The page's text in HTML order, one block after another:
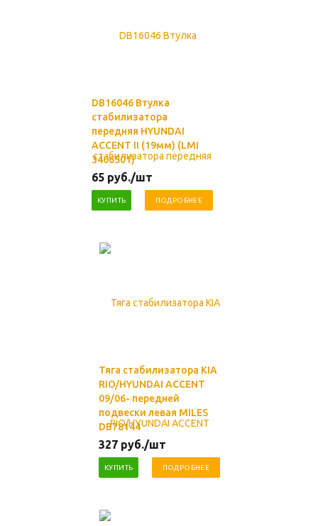
DB16046 Втулка
стабилизатора
передняя HYUNDAI
ACCENT II (19мм) (LMI
3406501)
65 руб./шт
КУПИТЬ ПОДРОБНЕЕ
Тяга стабилизатора KIA
RIO/HYUNDAI ACCENT
09/06- передней
подвески левая MILES
DB78144
327 руб./шт
КУПИТЬ ПОДРОБНЕЕ